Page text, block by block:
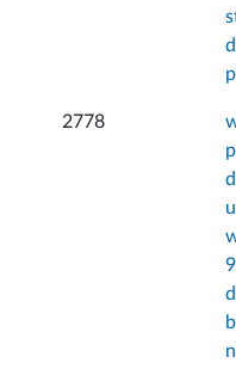
2778